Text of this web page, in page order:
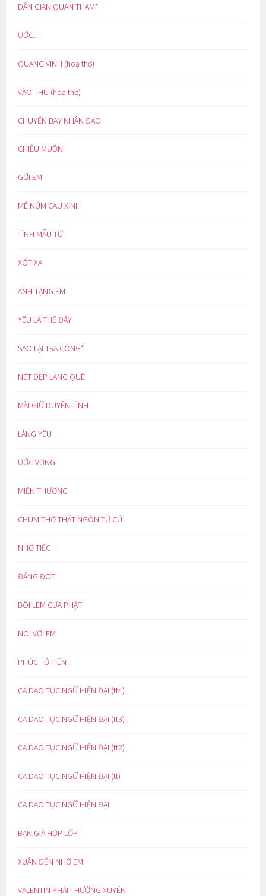
DÂN GIAN QUAN THAM*
ƯỚC…
QUANG VINH (hoạ thơ)
VÀO THU (hoạ thơ)
CHUYẾN BAY NHÂN ĐẠO
CHIỀU MUỘN
GỞI EM
MÊ NÚM CAU XINH
TÌNH MẪU TỬ
XÓT XA
ANH TẶNG EM
YÊU LÀ THẾ ĐẤY
SAO LẠI TRA CÒNG*
NÉT ĐẸP LÀNG QUÊ
MÃI GIỮ DUYÊN TÌNH
LÀNG YÊU
ƯỚC VỌNG
MIỀN THƯƠNG
CHÙM THƠ THẤT NGÔN TỨ CÚ
NHỚ TIẾC
ĐẮNG ĐÓT
BÔI LEM CỬA PHẬT
NÓI VỚI EM
PHÚC TỔ TIÊN
CA DAO TỤC NGỮ HIỆN ĐẠI (tt4)
CA DAO TỤC NGỮ HIỆN ĐẠI (tt3)
CA DAO TỤC NGỮ HIỆN ĐẠI (tt2)
CA DAO TỤC NGỮ HIỆN ĐẠI (tt)
CA DAO TỤC NGỮ HIỆN ĐẠI
BẠN GIÀ HỌP LỚP
XUÂN ĐẾN NHỚ EM
VALENTIN PHẢI THƯỜNG XUYÊN